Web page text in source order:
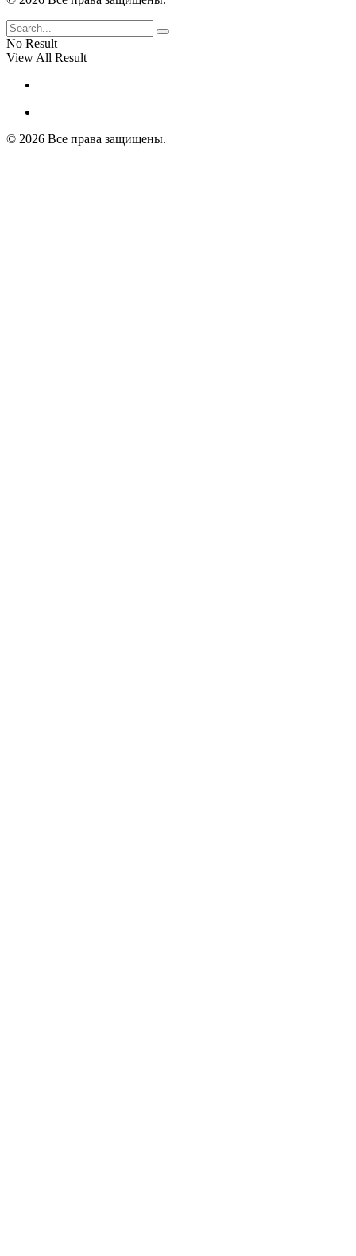
No Result
View All Result
© 2026 Все права защищены.